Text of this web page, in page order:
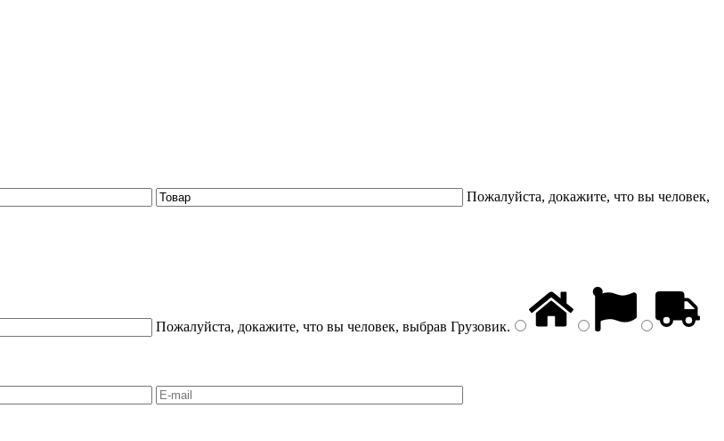
Пожалуйста, докажите, что вы человек,
Пожалуйста, докажите, что вы человек, выбрав Грузовик.